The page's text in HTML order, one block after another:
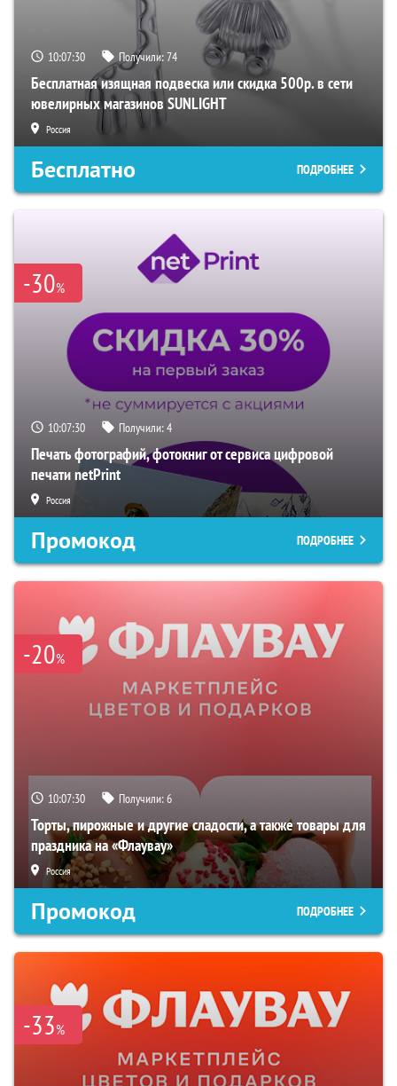
10:07:29 Получили:74
Бесплатная изящная подвеска или скидка 500р. в сети
ювелирных магазинов SUNLIGHT
Россия
Бесплатно ПОДРОБНЕЕ
-30%
10:07:29 Получили:4
Печать фотографий, фотокниг от сервиса цифровой
печати netPrint
Россия
Промокод ПОДРОБНЕЕ
-20%
10:07:29 Получили:6
Торты, пирожные и другие сладости, а также товары для
праздника на «Флаувау»
Россия
Промокод ПОДРОБНЕЕ
-33%